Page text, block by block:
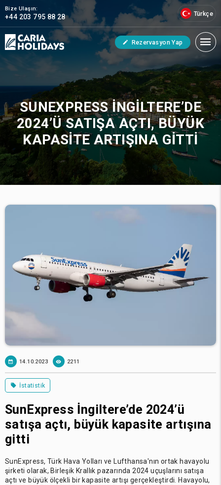
Bize Ulaşın:
+44 203 795 88 28 Türkçe
Rezervasyon Yap
SUNEXPRESS İNGILTERE’DE
2024’Ü SATIŞA AÇTI, BÜYÜK
KAPASITE ARTIŞINA GITTI
14.10.2023 2211
İstatistik
SunExpress İngiltere’de 2024’ü
satışa açtı, büyük kapasite artışına
gitti
SunExpress, Türk Hava Yolları ve Lufthansa'nın ortak havayolu
şirketi olarak, Birleşik Krallık pazarında 2024 uçuşlarını satışa
açtı ve büyük ölçekli bir kapasite artışı gerçekleştirdi. Havayolu,